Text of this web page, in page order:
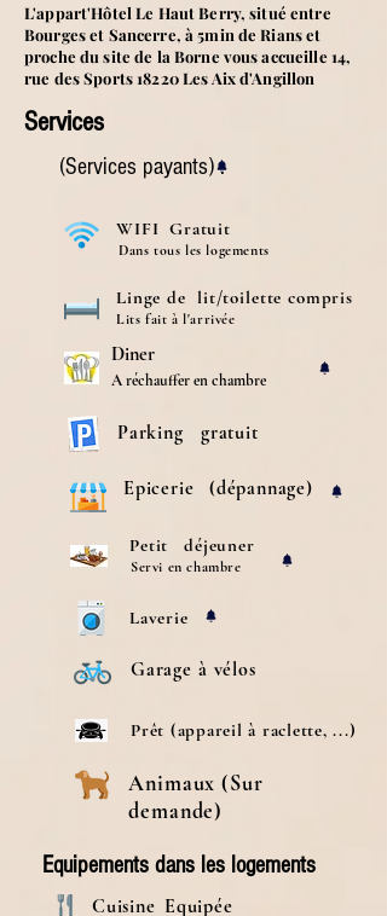
L'appart'Hôtel Le Haut Berry, situé entre
Bourges et Sancerre, à 5min de Rians et
proche du site de la Borne vous accueille 14,
rue des Sports 18220 Les Aix d'Angillon
Services
(Services payants) :
WIFI Gratuit
Dans tous les logements
Linge de lit/toilette compris
Lits fait à l'arrivée
Diner
A réchauffer en chambre
Parking gratuit
Epicerie (dépannage)
Petit déjeuner
Servi en chambre
Laverie
Garage à vélos
Prêt (appareil à raclette, ...)
Animaux (Sur
demande)
Equipements dans les logements
Cuisine Equipée